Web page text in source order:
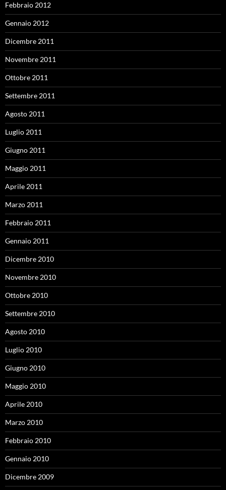
Febbraio 2012
Gennaio 2012
Dicembre 2011
Novembre 2011
Ottobre 2011
Settembre 2011
Agosto 2011
Luglio 2011
Giugno 2011
Maggio 2011
Aprile 2011
Marzo 2011
Febbraio 2011
Gennaio 2011
Dicembre 2010
Novembre 2010
Ottobre 2010
Settembre 2010
Agosto 2010
Luglio 2010
Giugno 2010
Maggio 2010
Aprile 2010
Marzo 2010
Febbraio 2010
Gennaio 2010
Dicembre 2009